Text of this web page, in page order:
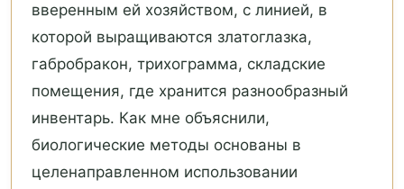
вверенным ей хозяйством, с линией, в
которой выращиваются златоглазка,
габробракон, трихограмма, складские
помещения, где хранится разнообразный
инвентарь. Как мне объяснили,
биологические методы основаны в
целенаправленном использовании